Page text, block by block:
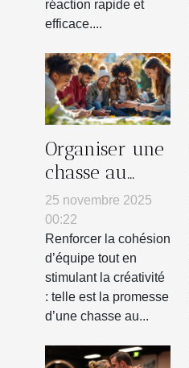
réaction rapide et
efficace....
Organiser une
chasse au
trésor
innovante
pour renforcer
l'esprit
d'équipe
25 novembre 2025
00:22
Renforcer la cohésion
d’équipe tout en
stimulant la créativité
: telle est la promesse
d’une chasse au...